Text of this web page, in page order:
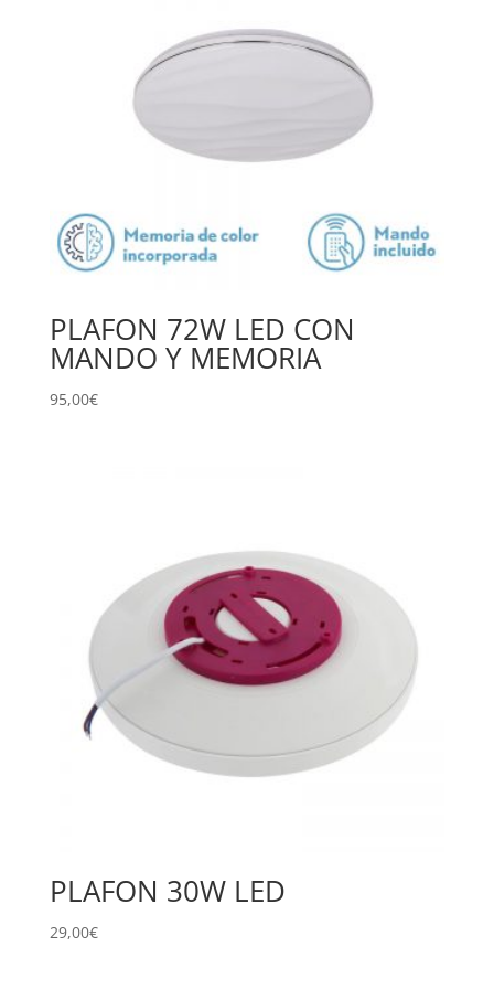
PLAFON 72W LED CON
MANDO Y MEMORIA
95,00€
PLAFON 30W LED
29,00€